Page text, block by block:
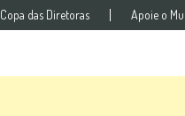
Copa das Diretoras Apoie o